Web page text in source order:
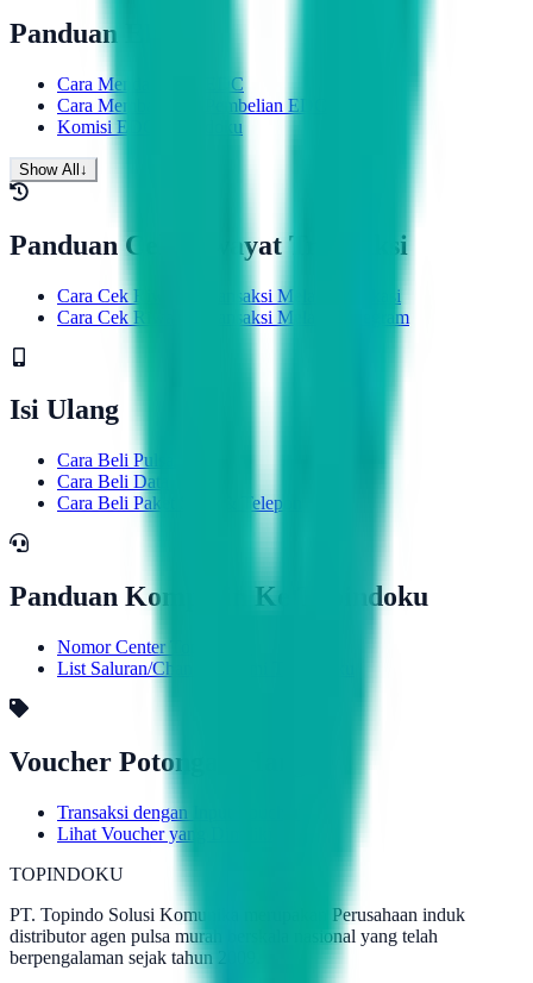
Panduan EDC
Cara Mendapatkan EDC
Cara Membatalkan Pembelian EDC
Komisi EDC Topindoku
Show All ↓
Panduan Cek Riwayat Transaksi
Cara Cek Riwayat Transaksi Melalui Aplikasi
Cara Cek Riwayat Transaksi Melalui Telegram
Isi Ulang
Cara Beli Pulsa
Cara Beli Data
Cara Beli Paket SMS & Telepon
Panduan Komplain Ke Topindoku
Nomor Center Topindoku
List Saluran/Channel Resmi Topindoku
Voucher Potongan Harga
Transaksi dengan Input Voucher
Lihat Voucher yang Dimiliki
TOPINDOKU
PT. Topindo Solusi Komunika merupakan Perusahaan induk
distributor agen pulsa murah berskala nasional yang telah
berpengalaman sejak tahun 2009.